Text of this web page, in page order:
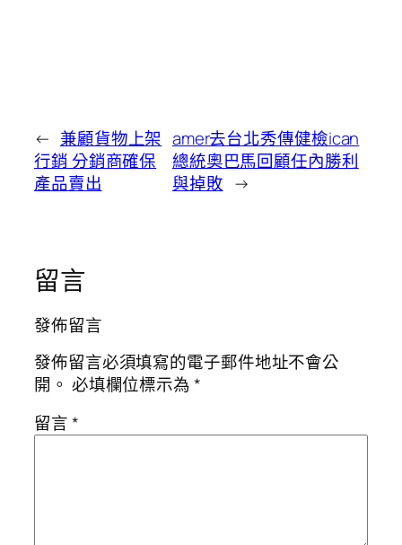
← 兼顧貨物上架
行銷 分銷商確保
產品賣出
amer去台北秀傳健檢ican
總統奧巴馬回顧任內勝利
與掉敗 →
留言
發佈留言
發佈留言必須填寫的電子郵件地址不會公
開。 必填欄位標示為*
留言*